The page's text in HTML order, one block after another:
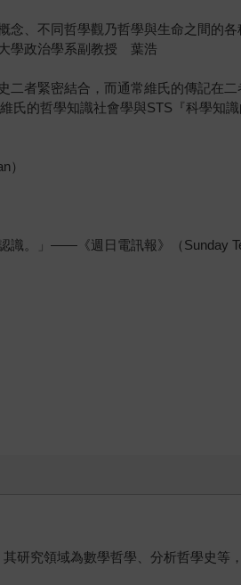
念、不同哲學觀乃哲學與生命之間的各
學政治學系副教授 葉浩
二者緊密結合，而通常維氏的傳記在二
的哲學知識社會學與STS『科學知識
）
識。」——《週日電訊報》（Sunday
研究領域為數學哲學、分析哲學史等